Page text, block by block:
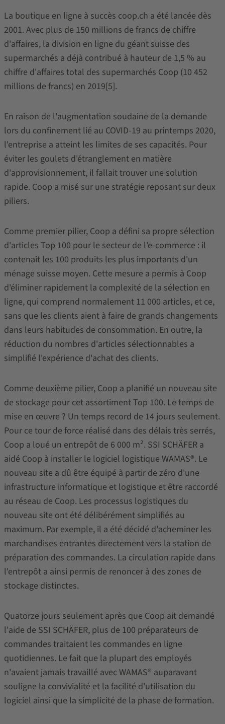
La boutique en ligne à succès coop.ch a été lancée dès
2001. Avec plus de 150 millions de francs de chiffre
d'affaires, la division en ligne du géant suisse des
supermarchés a déjà contribué à hauteur de 1,5 % au
chiffre d'affaires total des supermarchés Coop (10 452
millions de francs) en 2019[5].
En raison de l'augmentation soudaine de la demande
lors du confinement lié au COVID-19 au printemps 2020,
l'entreprise a atteint les limites de ses capacités. Pour
éviter les goulets d'étranglement en matière
d'approvisionnement, il fallait trouver une solution
rapide. Coop a misé sur une stratégie reposant sur deux
piliers.
Comme premier pilier, Coop a défini sa propre sélection
d'articles Top 100 pour le secteur de l'e-commerce : il
contenait les 100 produits les plus importants d'un
ménage suisse moyen. Cette mesure a permis à Coop
d'éliminer rapidement la complexité de la sélection en
ligne, qui comprend normalement 11 000 articles, et ce,
sans que les clients aient à faire de grands changements
dans leurs habitudes de consommation. En outre, la
réduction du nombres d'articles sélectionnables a
simplifié l'expérience d'achat des clients.
Comme deuxième pilier, Coop a planifié un nouveau site
de stockage pour cet assortiment Top 100. Le temps de
mise en œuvre ? Un temps record de 14 jours seulement.
Pour ce tour de force réalisé dans des délais très serrés,
Coop a loué un entrepôt de 6 000 m². SSI SCHÄFER a
aidé Coop à installer le logiciel logistique WAMAS®. Le
nouveau site a dû être équipé à partir de zéro d'une
infrastructure informatique et logistique et être raccordé
au réseau de Coop. Les processus logistiques du
nouveau site ont été délibérément simplifiés au
maximum. Par exemple, il a été décidé d'acheminer les
marchandises entrantes directement vers la station de
préparation des commandes. La circulation rapide dans
l'entrepôt a ainsi permis de renoncer à des zones de
stockage distinctes.
Quatorze jours seulement après que Coop ait demandé
l'aide de SSI SCHÄFER, plus de 100 préparateurs de
commandes traitaient les commandes en ligne
quotidiennes. Le fait que la plupart des employés
n'avaient jamais travaillé avec WAMAS® auparavant
souligne la convivialité et la facilité d'utilisation du
logiciel ainsi que la simplicité de la phase de formation.